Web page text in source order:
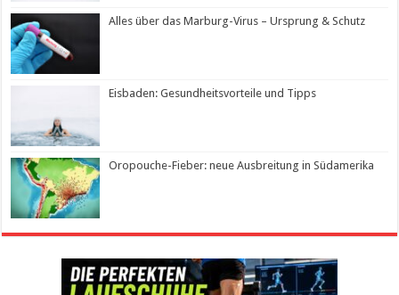
Alles über das Marburg-Virus – Ursprung & Schutz
Eisbaden: Gesundheitsvorteile und Tipps
Oropouche-Fieber: neue Ausbreitung in Südamerika